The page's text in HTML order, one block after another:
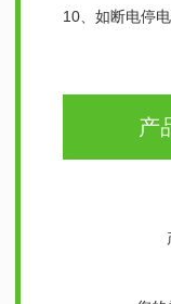
10、如断电停
产